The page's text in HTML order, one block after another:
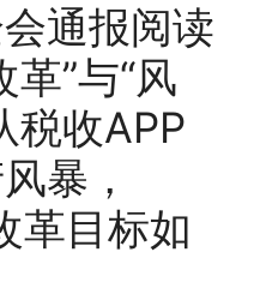
通报阅读
革”与“风
税收APP
暴，
革目标如